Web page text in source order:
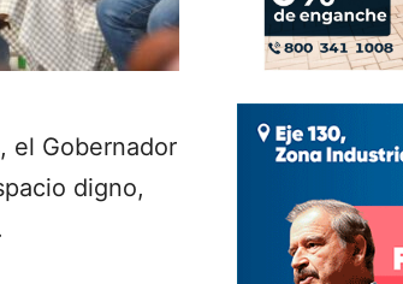
el Gobernador
digno,